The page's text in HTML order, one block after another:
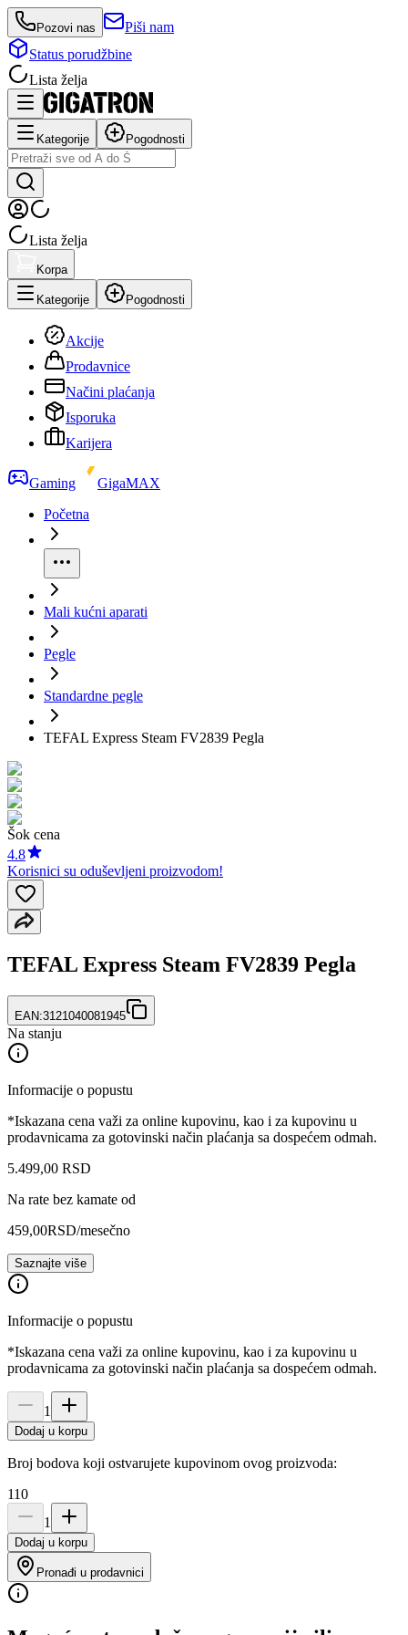
Pozovi nas
Piši nam
Status porudžbine
Lista želja
Kategorije Pogodnosti
Lista želja
Korpa
Kategorije Pogodnosti
Akcije
Prodavnice
Načini plaćanja
Isporuka
Karijera
Gaming
GigaMAX
Početna
Mali kućni aparati
Pegle
Standardne pegle
TEFAL Express Steam FV2839 Pegla
Šok cena
4.8
Korisnici su oduševljeni proizvodom!
TEFAL Express Steam FV2839 Pegla
EAN:3121040081945
Na stanju
Informacije o popustu
*Iskazana cena važi za online kupovinu, kao i za kupovinu u
prodavnicama za gotovinski način plaćanja sa dospećem odmah.
5.499,00 RSD
Na rate bez kamate od
459,00RSD/mesečno
Saznajte više
Informacije o popustu
*Iskazana cena važi za online kupovinu, kao i za kupovinu u
prodavnicama za gotovinski način plaćanja sa dospećem odmah.
1
Dodaj u korpu
Broj bodova koji ostvarujete kupovinom ovog proizvoda:
110
1
Dodaj u korpu
Pronađi u prodavnici